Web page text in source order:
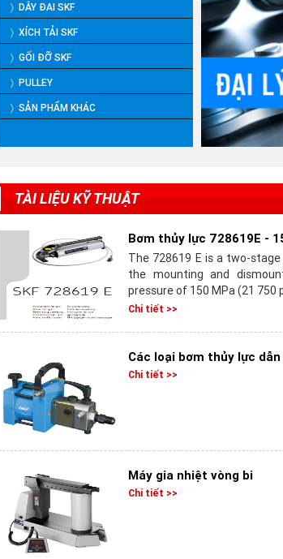
〉 DÂY ĐAI SKF
〉 XÍCH TẢI SKF
〉 GỐI ĐỠ SKF
〉 PULLEY
〉 SẢN PHẨM KHÁC
TÀI LIỆU KỸ THUẬT
Bơm thủy lực 728619E -
The 728619 E is a two-
the mounting and
pressure of 150 MPa (21 750
Chi tiết >>
Các loại bơm thủy lực
Chi tiết >>
Máy gia nhiệt vòng bi
Chi tiết >>